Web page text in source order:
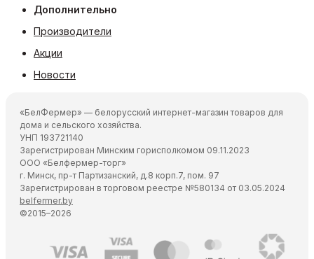
Дополнительно
Производители
Акции
Новости
«БелФермер» — белорусский интернет-магазин товаров для
дома и сельского хозяйства.
УНП 193721140
Зарегистрирован Минским горисполкомом 09.11.2023
ООО «Белфермер-торг»
г. Минск, пр-т Партизанский, д.8 корп.7, пом. 97
Зарегистрирован в торговом реестре №580134 от 03.05.2024
belfermer.by
©2015–2026